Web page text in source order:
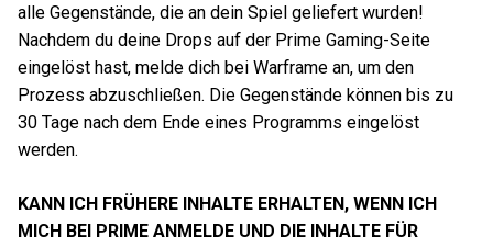
alle Gegenstände, die an dein Spiel geliefert wurden!
Nachdem du deine Drops auf der Prime Gaming-Seite
eingelöst hast, melde dich bei Warframe an, um den
Prozess abzuschließen. Die Gegenstände können bis zu
30 Tage nach dem Ende eines Programms eingelöst
werden.
KANN ICH FRÜHERE INHALTE ERHALTEN, WENN ICH
MICH BEI PRIME ANMELDE UND DIE INHALTE FÜR